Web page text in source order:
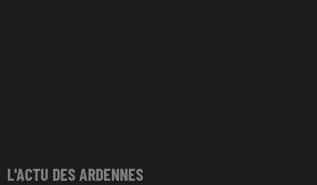
L'ACTU DES ARDENNES